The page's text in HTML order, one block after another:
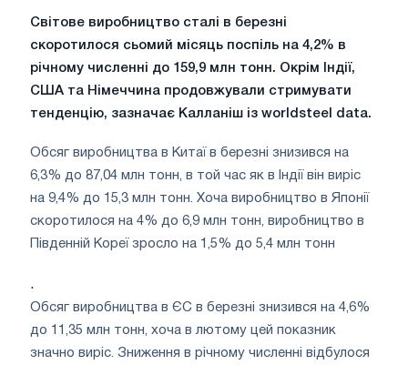
Світове виробництво сталі в березні
скоротилося сьомий місяць поспіль на 4,2% в
річному численні до 159,9 млн тонн. Окрім Індії,
США та Німеччина продовжували стримувати
тенденцію, зазначає Калланіш із worldsteel data.
Обсяг виробництва в Китаї в березні знизився на
6,3% до 87,04 млн тонн, в той час як в Індії він виріс
на 9,4% до 15,3 млн тонн. Хоча виробництво в Японії
скоротилося на 4% до 6,9 млн тонн, виробництво в
Південній Кореї зросло на 1,5% до 5,4 млн тонн
.
Обсяг виробництва в ЄС в березні знизився на 4,6%
до 11,35 млн тонн, хоча в лютому цей показник
значно виріс. Зниження в річному численні відбулося